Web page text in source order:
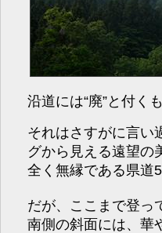
沿道には“廃”と付く
それはさすがに言い
グから見える遠望の
全く無縁である県道
だが、ここまで登っ
南側の斜面には、華